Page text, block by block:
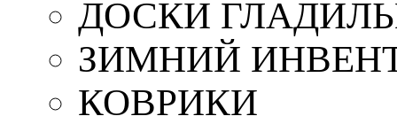
ДОСКИ
ЗИМНИЙ
КОВРИКИ